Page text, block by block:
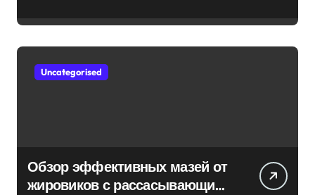
Uncategorised
Обзор эффективных мазей от
жировиков с рассасывающим